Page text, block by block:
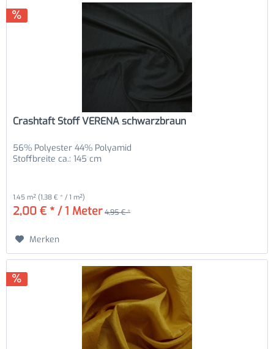
Crashtaft Stoff VERENA schwarzbraun
56% Polyester 44% Polyamid
Stoffbreite ca.: 145 cm
1.45 m² (1,38 € * / 1 m²)
2,00 € * / 1 Meter 4,95 € *
Merken